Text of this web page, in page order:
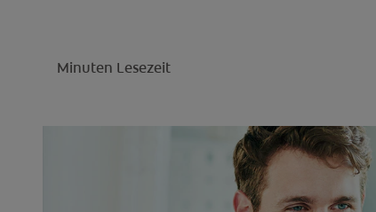
Minuten Lesezeit